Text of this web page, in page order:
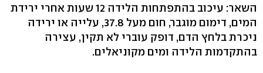
השאר: עיכוב בהתפתחות הלידה 12 שעות אחרי ירידת
המים, דימום מוגבר, חום מעל 37.8, עלייה או ירידה
ניכרת בלחץ הדם, דופק עוברי לא תקין, עצירה
בהתקדמות הלידה ומים מקוניאלים.